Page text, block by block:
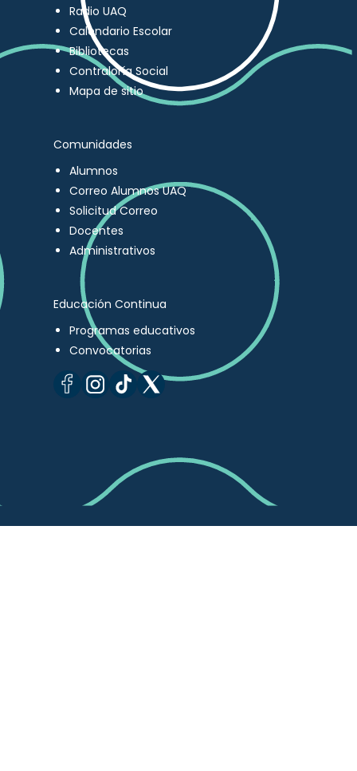
Radio UAQ
Calendario Escolar
Bibliotecas
Contraloría Social
Mapa de sitio
Comunidades
Alumnos
Correo Alumnos UAQ
Solicitud Correo
Docentes
Administrativos
Educación Continua
Programas educativos
Convocatorias